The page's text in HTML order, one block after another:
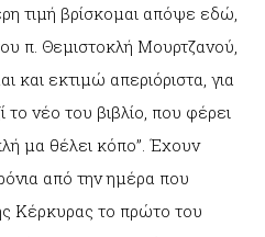
τιμή βρίσκομαι απόψε εδώ,
π. Θεμιστοκλή Μουρτζανού,
εκτιμώ απεριόριστα, για
νέο του βιβλίο, που φέρει
μα θέλει κόπο”. Έχουν
από την ημέρα που
Κέρκυρας το πρώτο του